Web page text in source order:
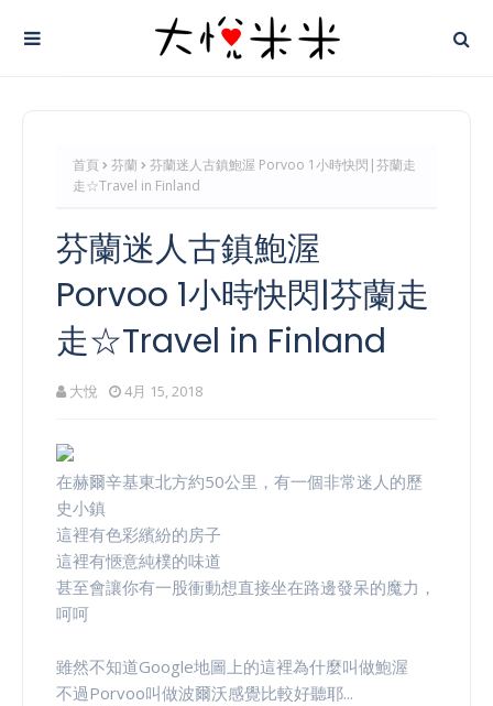
首頁 芬蘭
芬蘭迷人古鎮鮑渥 Porvoo 1小時快閃|芬蘭走
走☆Travel in Finland
芬蘭迷人古鎮鮑渥
Porvoo 1小時快閃|芬蘭走
走☆Travel in Finland
大悅 4月 15, 2018
在赫爾辛基東北方約50公里，有一個非常迷人的歷
史小鎮
這裡有色彩繽紛的房子
這裡有愜意純樸的味道
甚至會讓你有一股衝動想直接坐在路邊發呆的魔力，
呵呵
雖然不知道Google地圖上的這裡為什麼叫做鮑渥
不過Porvoo叫做波爾沃感覺比較好聽耶...